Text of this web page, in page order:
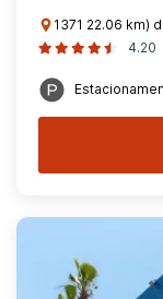
1371 22.06 km)
4.20